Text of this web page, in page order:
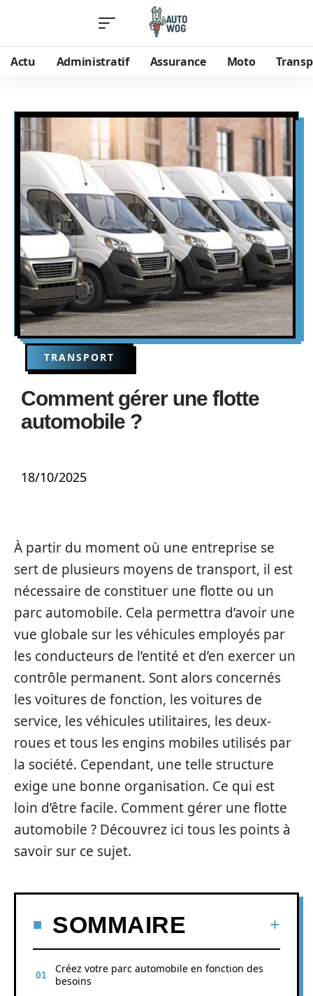
Actu Administratif Assurance Moto
TRANSPORT
Comment gérer une flotte
automobile ?
18/10/2025
À partir du moment où une entreprise se
sert de plusieurs moyens de transport, il est
nécessaire de constituer une flotte ou un
parc automobile. Cela permettra d’avoir une
vue globale sur les véhicules employés par
les conducteurs de l’entité et d’en exercer un
contrôle permanent. Sont alors concernés
les voitures de fonction, les voitures de
service, les véhicules utilitaires, les deux-
roues et tous les engins mobiles utilisés par
la société. Cependant, une telle structure
exige une bonne organisation. Ce qui est
loin d’être facile. Comment gérer une flotte
automobile ? Découvrez ici tous les points à
savoir sur ce sujet.
SOMMAIRE
Créez votre parc automobile en fonction des
besoins